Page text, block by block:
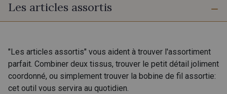
805 - Noir
8001 - Gris clair 8000 - Gris mouette
Les articles assortis
"Les articles assortis" vous aident à trouver l'assortiment
parfait. Combiner deux tissus, trouver le petit détail joliment
coordonné, ou simplement trouver la bobine de fil assortie:
cet outil vous servira au quotidien.